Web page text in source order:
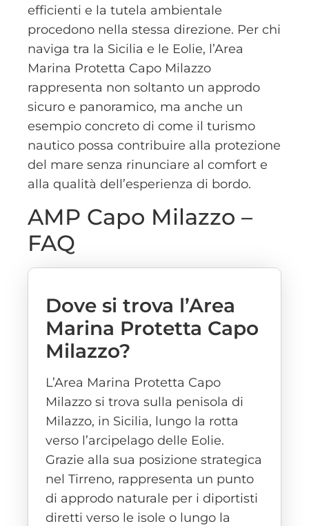
efficienti e la tutela ambientale
procedono nella stessa direzione. Per chi
naviga tra la Sicilia e le Eolie, l’Area
Marina Protetta Capo Milazzo
rappresenta non soltanto un approdo
sicuro e panoramico, ma anche un
esempio concreto di come il turismo
nautico possa contribuire alla protezione
del mare senza rinunciare al comfort e
alla qualità dell’esperienza di bordo.
AMP Capo Milazzo –
FAQ
Dove si trova l’Area
Marina Protetta Capo
Milazzo?
L’Area Marina Protetta Capo
Milazzo si trova sulla penisola di
Milazzo, in Sicilia, lungo la rotta
verso l’arcipelago delle Eolie.
Grazie alla sua posizione strategica
nel Tirreno, rappresenta un punto
di approdo naturale per i diportisti
diretti verso le isole o lungo la